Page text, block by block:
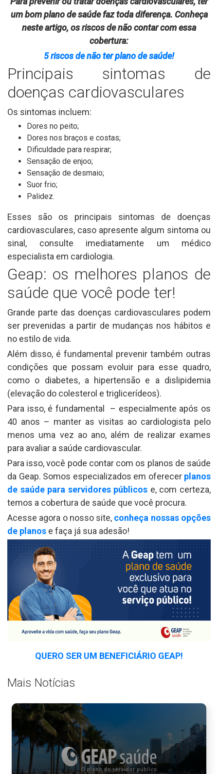
um bom plano de saúde faz toda diferença. Conheça
neste artigo, os riscos de não contar com essa
cobertura:
5 riscos de não ter planode saúde!
Principais sintomas de
doenças cardiovasculares
Os sintomas incluem:
Dores no peito;
Dores nos braços e costas;
Dificuldade para respirar;
Sensação de enjoo;
Sensação de desmaio;
Suor frio;
Palidez.
Esses são os principais sintomas de doenças
cardiovasculares, caso apresente algum sintoma ou
sinal, consulte imediatamente um médico
especialista em cardiologia.
Geap: os melhores planos de
saúde que você pode ter!
Grande parte das doenças cardiovasculares podem
ser prevenidas a partir de mudanças nos hábitos e
no estilo de vida.
Além disso, é fundamental prevenir também outras
condições que possam evoluir para esse quadro,
como o diabetes, a hipertensão e a dislipidemia
(elevação do colesterol e triglicerídeos).
Para isso, é fundamental – especialmente após os
40 anos – manter as visitas ao cardiologista pelo
menos uma vez ao ano, além de realizar exames
para avaliar a saúde cardiovascular.
Para isso, você pode contar com os planos de saúde
da Geap. Somos especializados em oferecer planos
de saúde para servidores públicos e, com certeza,
temos a cobertura de saúde que você procura.
Acesse agora o nosso site, conheça nossas opções
de planos e faça já sua adesão!
QUERO SER UM BENEFICIÁRIO GEAP!
Mais Notícias